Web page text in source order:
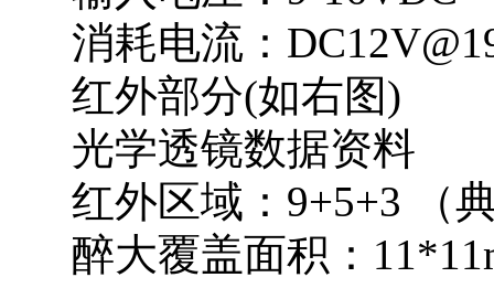
消耗电流：
红外部分(如右图)
光学透镜数据资料
红外区域：9+5+3 （
醉大覆盖面积：